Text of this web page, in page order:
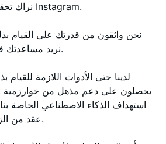
نراك تحقق أفضل ما لديك على Instagram.
نحن واثقون من قدرتك على القيام
نريد مساعدتك في تحقيق هذه الأهداف.
لدينا حتى الأدوات اللازمة
استهداف الذكاء الاصطناعي الخاصة
عقد من الزمن، فهي فعالة للغاية.